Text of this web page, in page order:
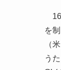
16
を
（
う